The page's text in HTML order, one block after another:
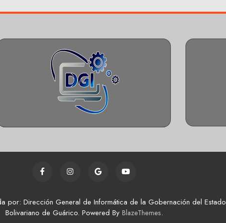
por: Dirección General de Informática de la Gobernación del Estado
Bolivariano de Guárico. Powered By BlazeThemes.